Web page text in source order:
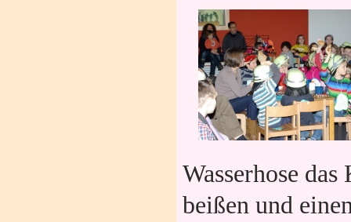
Wasserhose
beißen und